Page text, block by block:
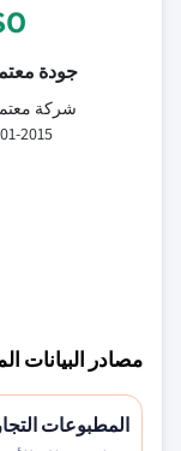
جودة
شركة
2015
مصادر البيانات
المطبوعات